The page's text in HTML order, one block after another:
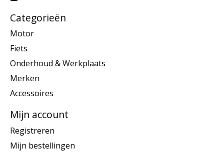
Categorieën
Motor
Fiets
Onderhoud & Werkplaats
Merken
Accessoires
Mijn account
Registreren
Mijn bestellingen